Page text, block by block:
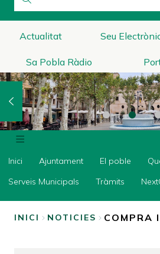
Actualitat Seu
Sa Pobla Ràdio
Inici
Ajuntament
El
Inici Ajuntament El poble
Serveis Municipals
Tràmits
INICI NOTICIES COMPRA